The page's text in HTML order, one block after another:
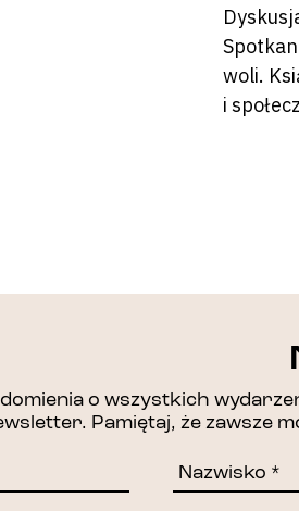
woli.
i
o wszystkich
Pamiętaj, że zawsze